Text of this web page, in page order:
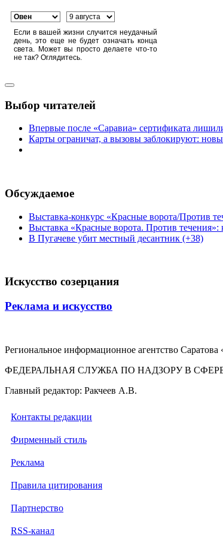
Если в вашей жизни случится неудачный
день, это еще не будет означать конца
света. Может вы просто делаете что-то
не так? Оглядитесь.
Выбор читателей
Впервые после «Саравиа» сертификата
Карты ограничат, а вызовы заблокируют:
Обсуждаемое
Выставка-конкурс «Красные ворота/Против
Выставка «Красные ворота. Против
В Пугачеве убит местный десантник (+38)
Искусство созерцания
Реклама и искусство
Региональное информационное агентство
ФЕДЕРАЛЬНАЯ СЛУЖБА ПО НАДЗОРУ В
Главный редактор: Ракчеев А.В.
Контакты редакции
Фирменный стиль
Реклама
Правила цитирования
Партнерство
RSS-канал